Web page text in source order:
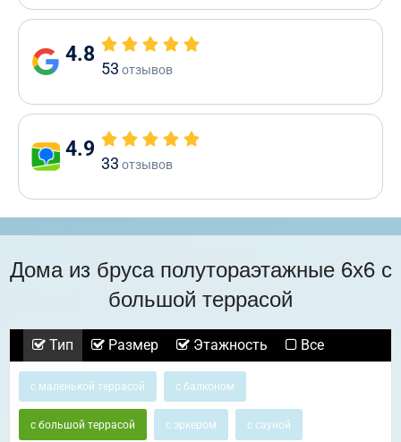
4.8
53 отзывов
4.9
33 отзывов
Дома из бруса полутораэтажные 6х6 с
большой террасой
Тип Размер Этажность Все
с маленькой террасой с балконом
с большой террасой с эркером с сауной